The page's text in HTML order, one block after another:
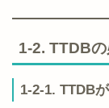
1-2. TTDB
1-2-1. TTDB